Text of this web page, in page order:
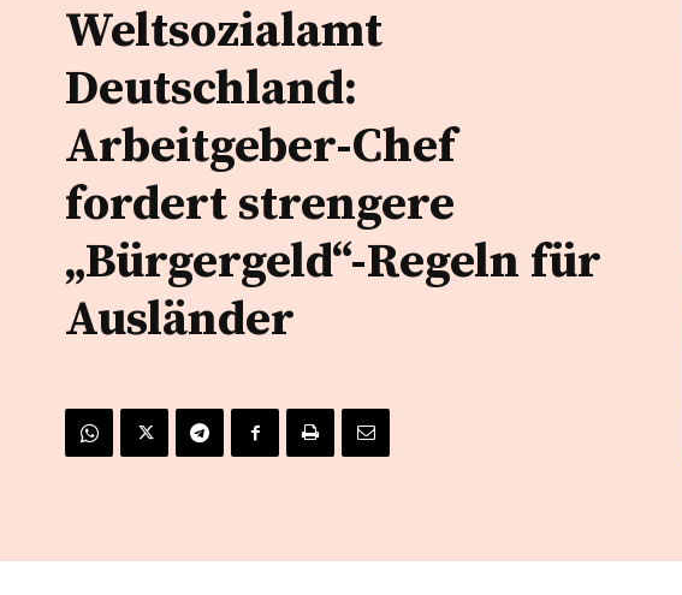
Weltsozialamt
Deutschland:
Arbeitgeber-Chef
fordert strengere
„Bürgergeld“-Regeln für
Ausländer